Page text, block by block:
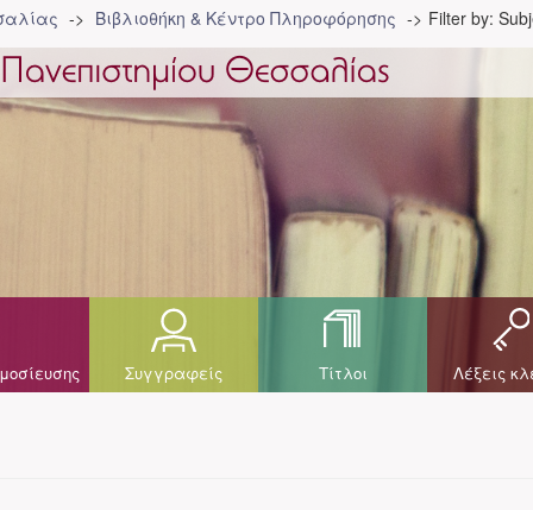
Βιβλιοθήκη & Κέντρο Πληροφόρησης Filter by:
Συγγραφείς Τίτλοι Λέξεις